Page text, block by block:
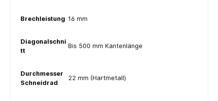
Brechleistung 16 mm
Diagonalschni
tt
Bis 500 mm Kantenlänge
Durchmesser
Schneidrad
22 mm (Hartmetall)